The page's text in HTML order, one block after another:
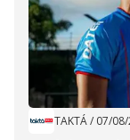
TAKTÁ/ 07/